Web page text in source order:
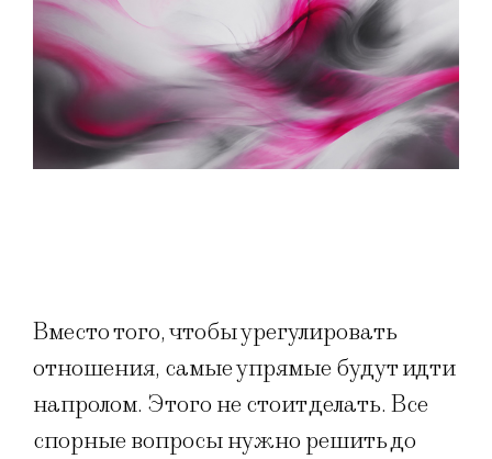
Вместо того, чтобы урегулировать
отношения, самые упрямые будут идти
напролом. Этого не стоит делать. Все
спорные вопросы нужно решить до